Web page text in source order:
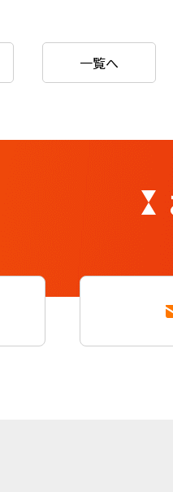
一覧へ